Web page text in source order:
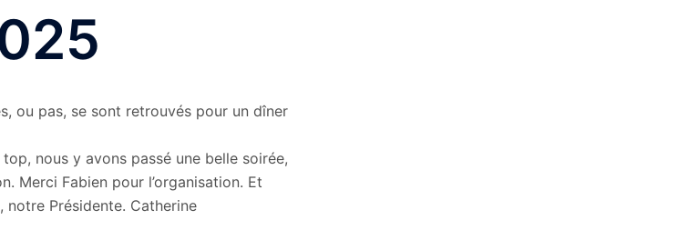
ou pas, se sont retrouvés pour un dîner
nous y avons passé une belle soirée,
Merci Fabien pour l’organisation. Et
notre Présidente. Catherine